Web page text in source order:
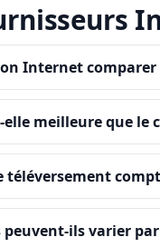
Internet comparer
elle meilleure que le
téléversement
ils varier par